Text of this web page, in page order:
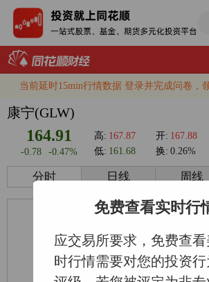
当前延时15min行情数据 登录并完成问卷，
康宁(GLW)
164.91
-0.78 -0.47%
高: 167.87 开: 167.88
低: 161.68 换: 0.26%
分时 日线 周线
免费查看实时行
应交易所要求，免费查
时行情需要对您的投资